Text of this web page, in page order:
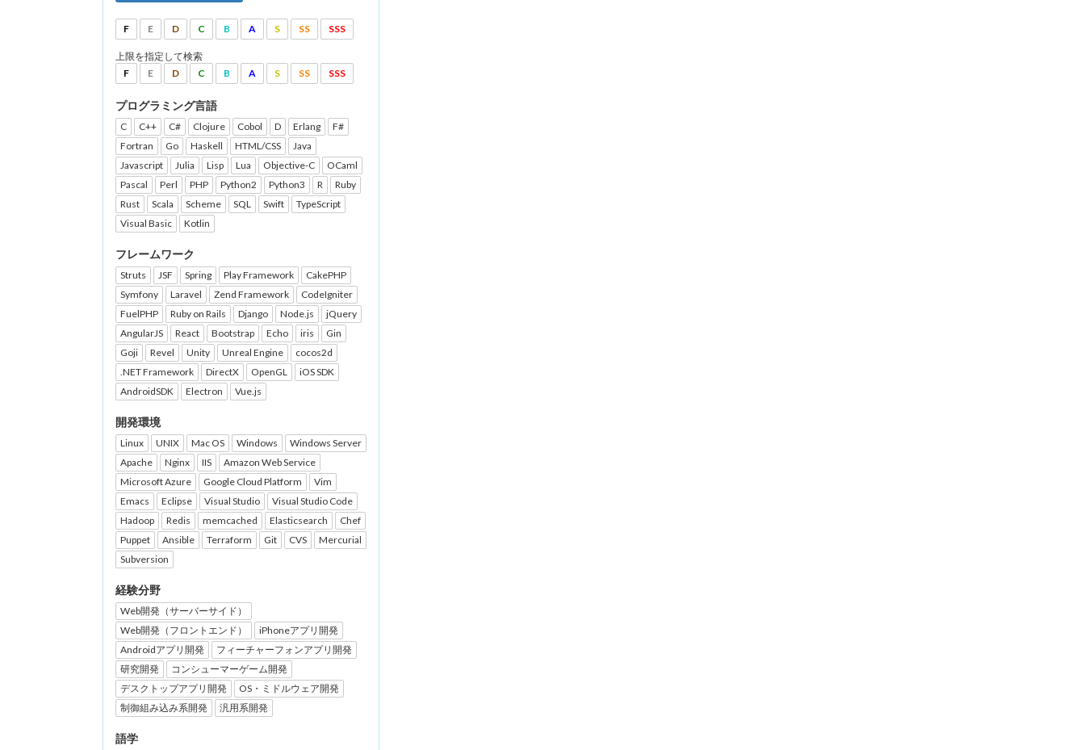
F E D C B A S SS SSS
上限を指定して検索
F
E D C B A S SS SSS
プログラミング言語
C C++ C# Clojure Cobol D Erlang
F#
Fortran
Go Haskell HTML/CSS
Java
Javascript
Julia Lisp Lua Objective-C
OCaml
Pascal
Perl PHP Python2 Python3 R
Ruby
Rust
Scala Scheme SQL Swift
TypeScript
Visual Basic
Kotlin
フレームワーク
Struts JSF Spring Play Framework
CakePHP
Symfony
Laravel Zend Framework
CodeIgniter
FuelPHP
Ruby on Rails Django Node.js
jQuery
AngularJS
React Bootstrap Echo iris
Gin
Goji
Revel Unity Unreal Engine
cocos2d
.NET Framework
DirectX OpenGL
iOS SDK
AndroidSDK
Electron Vue.js
開発環境
Linux UNIX Mac OS Windows
Windows Server
Apache
Nginx IIS
Amazon Web Service
Microsoft Azure
Google Cloud Platform
Vim
Emacs
Eclipse Visual Studio
Visual Studio Code
Hadoop
Redis memcached Elasticsearch
Chef
Puppet
Ansible Terraform Git CVS
Mercurial
Subversion
経験分野
Web開発（サーバーサイド）
Web開発（フロントエンド）
iPhoneアプリ開発
Androidアプリ開発
フィーチャーフォンアプリ開発
研究開発
コンシューマーゲーム開発
デスクトップアプリ開発
OS・ミドルウェア開発
制御組み込み系開発
汎用系開発
語学